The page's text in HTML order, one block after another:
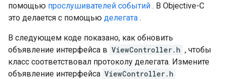
помощью прослушивателей событий . В Objective-C
это делается с помощью делегата .
В следующем коде показано, как обновить
объявление интерфейса в ViewController.h , чтобы
класс соответствовал протоколу делегата. Измените
объявление интерфейса ViewController.h